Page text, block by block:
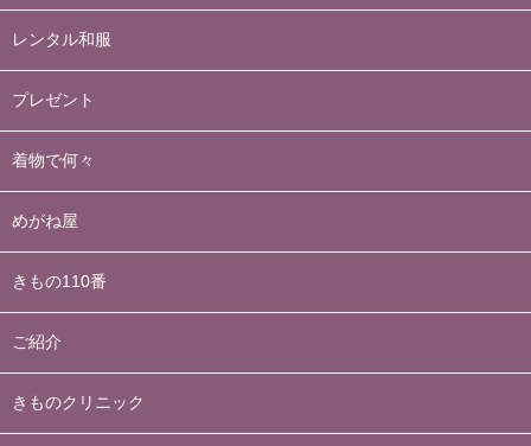
レンタル和服
プレゼント
着物で何々
めがね屋
きもの110番
ご紹介
きものクリニック